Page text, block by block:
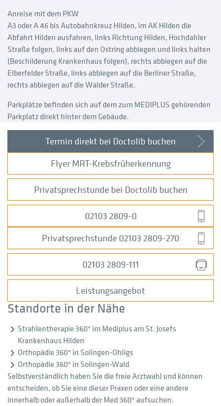
Anreise mit dem PKW
A3 oder A 46 bis Autobahnkreuz Hilden, im AK Hilden die
Abfahrt Hilden ausfahren, links Richtung Hilden, Hochdahler
Straße folgen, links auf den Ostring abbiegen und links halten
(Beschilderung Krankenhaus folgen), rechts abbiegen auf die
Elberfelder Straße, links abbiegen auf die Berliner Straße,
rechts abbiegen auf die Walder Straße.
Parkplätze befinden sich auf dem zum MEDIPLUS gehörenden
Parkplatz direkt hinter dem Gebäude.
Termin direkt bei Doctolib buchen
Flyer MRT-Krebsfrüherkennung
Privatsprechstunde bei Doctolib buchen
02103 2809-0
Privatsprechstunde 02103 2809-270
02103 2809-111
Leistungsangebot
Standorte in der Nähe
Strahlentherapie 360° im Mediplus am St. Josefs
Krankenhaus Hilden
Orthopädie 360° in Solingen-Ohligs
Orthopädie 360° in Solingen-Wald
Selbstverständlich haben Sie die freie Arztwahl und können
entscheiden, ob Sie eine dieser Praxen oder eine andere
innerhalb oder außerhalb der Med 360° aufsuchen.